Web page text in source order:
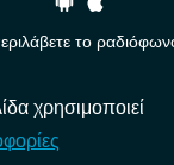
το
μαζί μας
χρησιμοποιεί